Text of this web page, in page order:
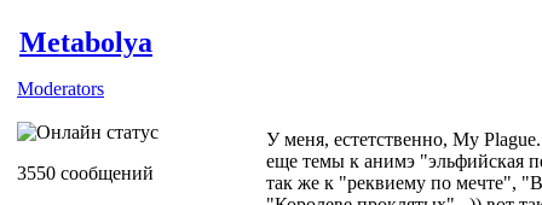
Metabolya
Moderators
3550 сообщений
У меня, естетственно, My
еще темы к анимэ "эльфийская
так же к "реквиему по мечте",